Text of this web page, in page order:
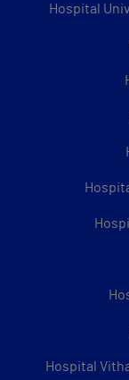
Hospital
Hospital